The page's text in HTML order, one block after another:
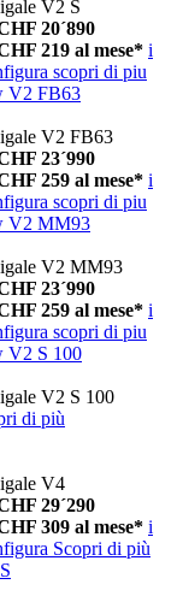
V2 S
20´890
219 al mese* i
scopri di piu
V2 FB63
V2 FB63
23´990
259 al mese* i
scopri di piu
V2 MM93
V2 MM93
23´990
259 al mese* i
scopri di piu
V2 S 100
V2 S 100
di più
V4
29´290
309 al mese* i
Scopri di più